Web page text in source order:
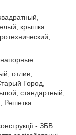
крышка
отлив,
Город,
стандартный,
Решетка
- ЗБВ.